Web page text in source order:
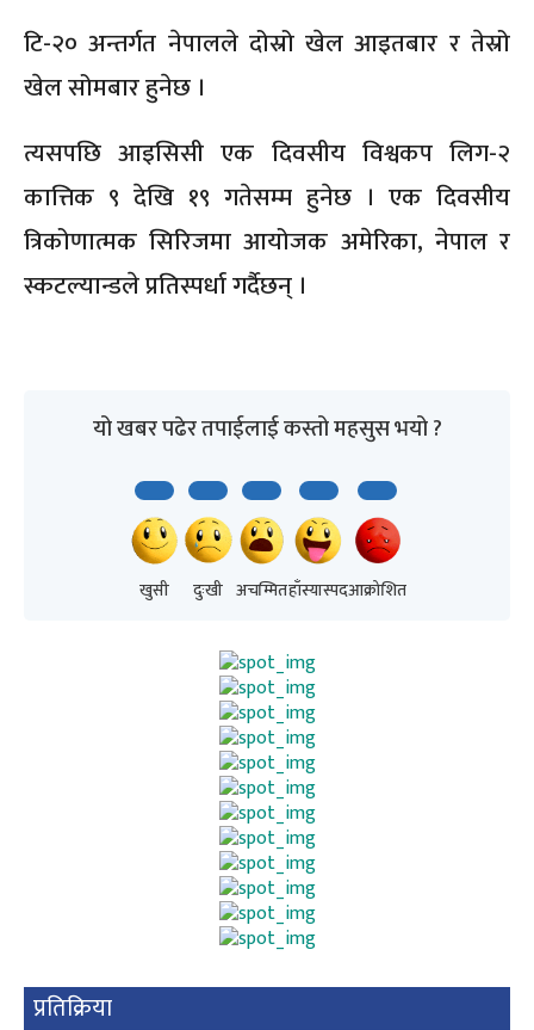
टि-२० अन्तर्गत नेपालले दोस्रो खेल आइतबार र तेस्रो
खेल सोमबार हुनेछ ।
त्यसपछि आइसिसी एक दिवसीय विश्वकप लिग-२
कात्तिक ९ देखि १९ गतेसम्म हुनेछ । एक दिवसीय
त्रिकोणात्मक सिरिजमा आयोजक अमेरिका, नेपाल र
स्कटल्यान्डले प्रतिस्पर्धा गर्दैछन् ।
यो खबर पढेर तपाईलाई कस्तो महसुस भयो ?
खुसी दुःखी अचम्मितहाँस्यास्पदआक्रोशित
प्रतिक्रिया